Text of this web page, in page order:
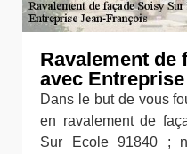
Ravalement de
avec
Dans le but de vous
en ravalement de
Sur Ecole 91840 ;